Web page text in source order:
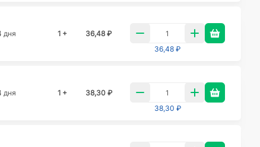
дня 1 +
36,48 ₽
36,48 ₽
дня 1 +
38,30 ₽
38,30 ₽